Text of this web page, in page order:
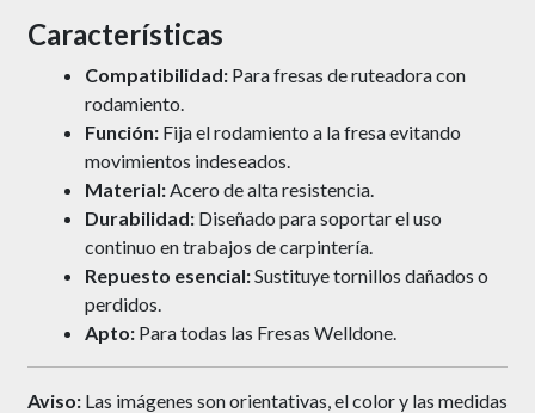
Características
Compatibilidad:Para fresas de ruteadora con
rodamiento.
Función:Fija el rodamiento a la fresa evitando
movimientos indeseados.
Material:Acero de alta resistencia.
Durabilidad:Diseñado para soportar el uso
continuo en trabajos de carpintería.
Repuesto esencial:Sustituye tornillos dañados o
perdidos.
Apto: Para todas las Fresas Welldone.
Aviso:Las imágenes son orientativas, el color y las medidas